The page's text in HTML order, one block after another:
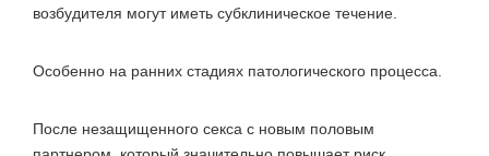
возбудителя могут иметь субклиническое течение.
Особенно на ранних стадиях патологического процесса.
После незащищенного секса с новым половым